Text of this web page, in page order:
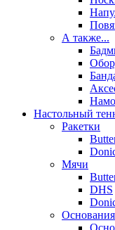
А также...
Настольный
Ракетки
Мячи
DHS